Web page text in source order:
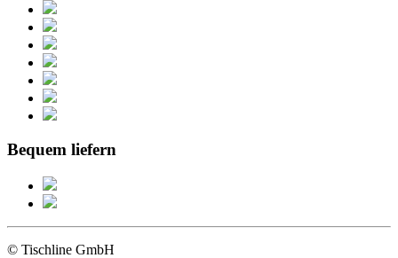
Bequem liefern
© Tischline GmbH